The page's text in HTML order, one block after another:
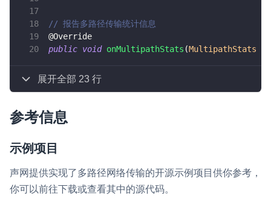
// 报告多路径传输统计信息
@Override
public void onMultipathStats (MultipathStats
展开全部 23 行
参考信息
示例项目
声网提供实现了多路径网络传输的开源示例项目供你参考，
你可以前往下载或查看其中的源代码。